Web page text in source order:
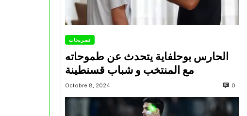
تصريحات
الحارس بوحلفاية يتحدث عن طموحاته
مع المنتخب و شباب قسنطينة
Octobre 8, 2024 0